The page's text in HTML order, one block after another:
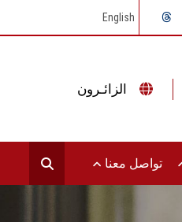
English
تواصل معنا